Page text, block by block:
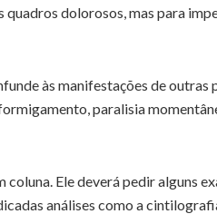
dolorosos, mas para
às manifestações de
paralisia
Ele deverá pedir alguns
análises como a